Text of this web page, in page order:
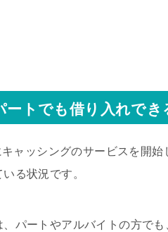
トでも借り入れでき
ャッシングのサービスを開
る状況です。
パートやアルバイトの方で